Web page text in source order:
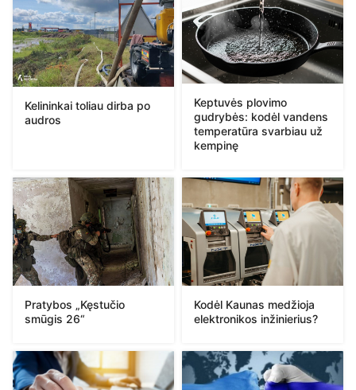
Kelininkai toliau dirba po
audros
Keptuvės plovimo
gudrybės: kodėl vandens
temperatūra svarbiau už
kempinę
Pratybos „Kęstučio
smūgis 26“
Kodėl Kaunas medžioja
elektronikos inžinierius?